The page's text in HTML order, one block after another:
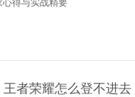
得与实战精要
王者荣耀怎么登不进